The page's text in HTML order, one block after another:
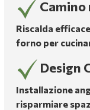
Riscalda
forno per
Design
Installazione
risparmiare